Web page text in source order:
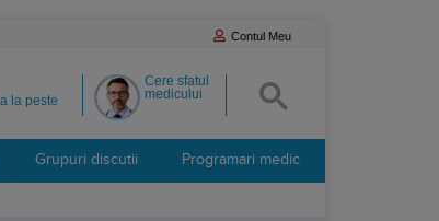
Contul Meu
Cere sfatul
medicului
la peste
Grupuri discutii Programari medic